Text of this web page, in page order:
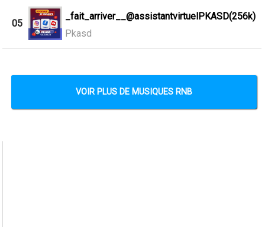
05
_fait_arriver__@assistantvirtuelPKASD(256k)
Pkasd
VOIR PLUS DE MUSIQUES RNB